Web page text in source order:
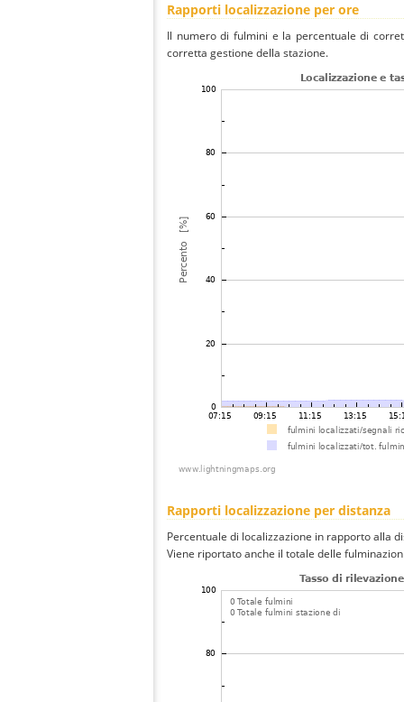
Rapporti localizzazione per ore
Il numero di fulmini e la percentuale di
corretta gestione della stazione.
Rapporti localizzazione per distanza
Percentuale di localizzazione in rapporto alla
Viene riportato anche il totale delle